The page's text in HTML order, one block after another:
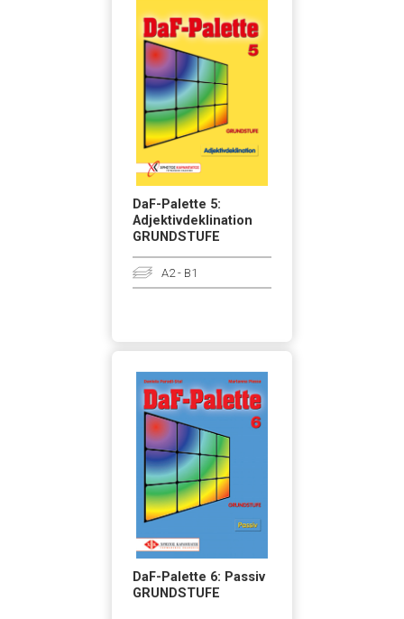
DaF-Palette 5:
Adjektivdeklination
GRUNDSTUFE
A2 - B1
DaF-Palette 6: Passiv
GRUNDSTUFE